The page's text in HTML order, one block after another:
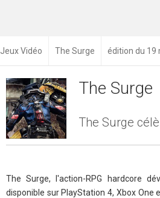
Jeux Vidéo The Surge édition du 19
The Surge
The Surge
The Surge, l'action-RPG hardcore
disponible sur PlayStation 4, Xbox One